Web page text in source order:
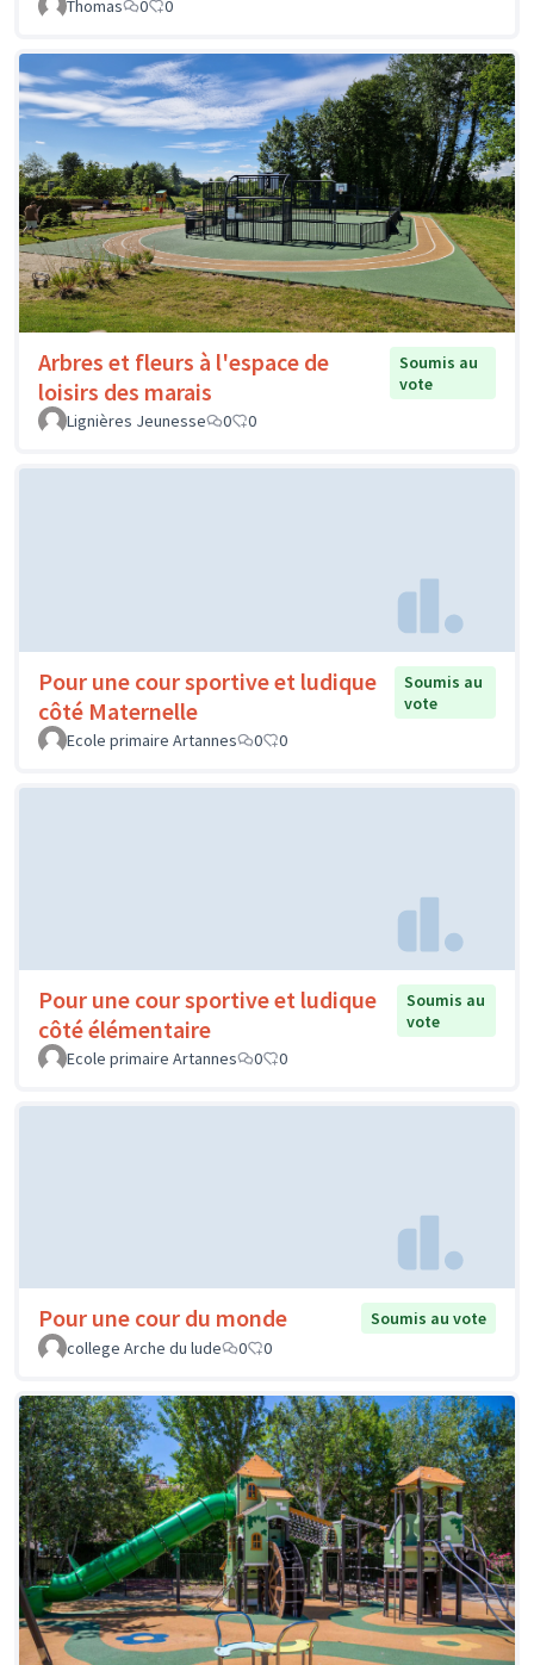
Thomas 0 0
Arbres et fleurs à l'espace de
loisirs des marais
Soumis au
vote
Lignières Jeunesse
0 0
Pour une cour sportive et ludique
côté Maternelle
Soumis au
vote
Ecole primaire Artannes
0 0
Pour une cour sportive et ludique
côté élémentaire
Soumis au
vote
Ecole primaire Artannes
0 0
Pour une cour du monde
Soumis au vote
college Arche du lude
0 0